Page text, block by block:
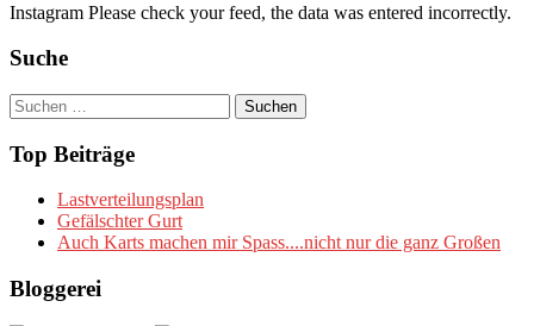
Instagram Please check your feed, the data was entered incorrectly.
Suche
Suchen
nach:
Top Beiträge
Lastverteilungsplan
Gefälschter Gurt
Auch Karts machen mir Spass....nicht nur die ganz Großen
Bloggerei